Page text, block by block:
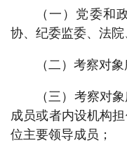
（一）党委和
协、纪委监委、法院
（二）考察对
（三）考察对
成员或者内设机构
位主要领导成员；